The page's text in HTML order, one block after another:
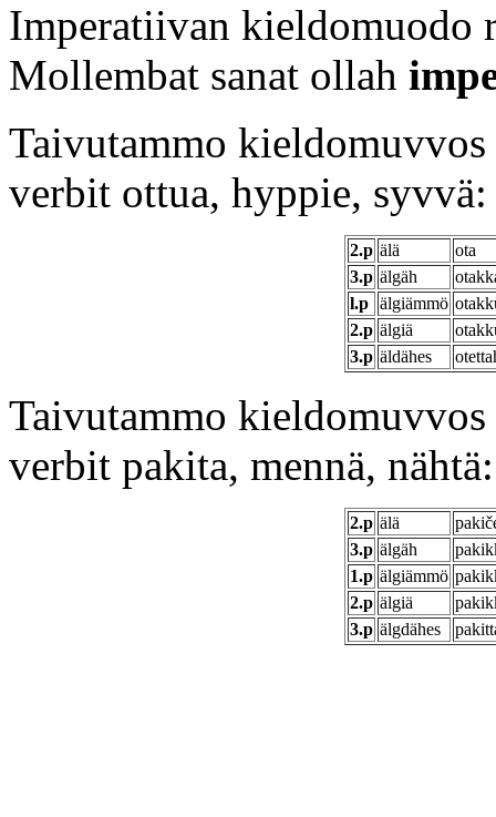
Imperatiivan kieldomuodo
Mollembat sanat ollah
Taivutammo
verbit ottua, hyppie, syvvä:
2.p älä
ota
3.p älgäh
l.p
älgiämmö
2.p älgiä
3.p äldähes
Taivutammo
verbit pakita, mennä, nähtä:
2.p älä
3.p älgäh
1.p älgiämmö
2.p älgiä
3.p älgdähes